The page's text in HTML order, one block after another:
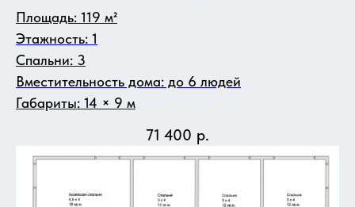
Площадь: 119 м²
Этажность: 1
Спальни: 3
Вместительность дома: до 6 людей
Габариты: 14 × 9 м
71 400 р.